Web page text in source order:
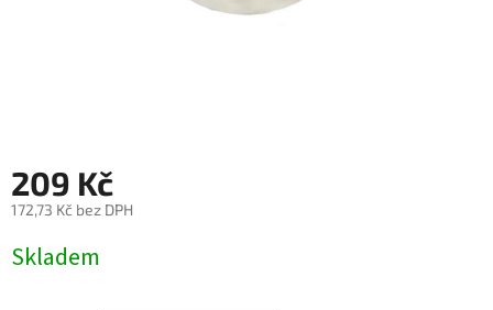
209 Kč
172,73 Kč bez DPH
cena:
Skladem